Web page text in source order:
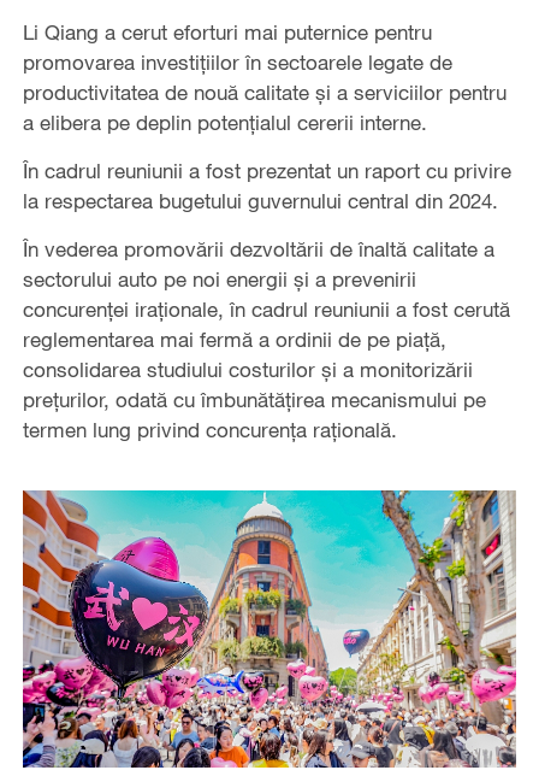
Li Qiang a cerut eforturi mai puternice pentru
promovarea investițiilor în sectoarele legate de
productivitatea de nouă calitate și a serviciilor pentru
a elibera pe deplin potențialul cererii interne.
În cadrul reuniunii a fost prezentat un raport cu privire
la respectarea bugetului guvernului central din 2024.
În vederea promovării dezvoltării de înaltă calitate a
sectorului auto pe noi energii și a prevenirii
concurenței iraționale, în cadrul reuniunii a fost cerută
reglementarea mai fermă a ordinii de pe piață,
consolidarea studiului costurilor și a monitorizării
prețurilor, odată cu îmbunătățirea mecanismului pe
termen lung privind concurența rațională.